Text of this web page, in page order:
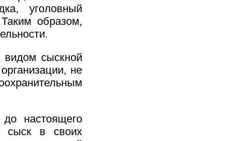
уголовный
образом,
сыскной
не
настоящего
сыск в своих